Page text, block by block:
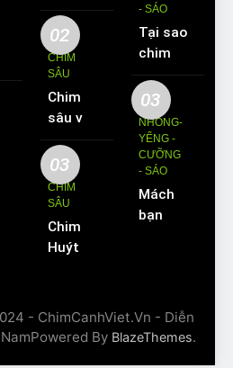
02
CHIM
SÂU
Chim
sâu và
những
thông
tin cơ
bản về
loài
chim
03
CHIM
SÂU
Chim
Huýt
gốc,
đặc
- SÁO
Tại sao
chim
Sáo lại
được
yêu
thích
nuôi
làm thú
cưng?
03
NHỒNG-
YỂNG -
CƯỠNG
- SÁO
Mách
bạn
đen nói
tiếng
- ChimCanhViet.Vn - Diễn
By BlazeThemes.